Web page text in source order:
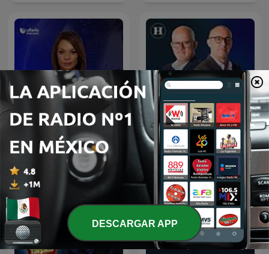
Noticias Univision
Julio Patán y Juan Ignacio
Zavala en El Heraldo Radio
DESCARGAR APP